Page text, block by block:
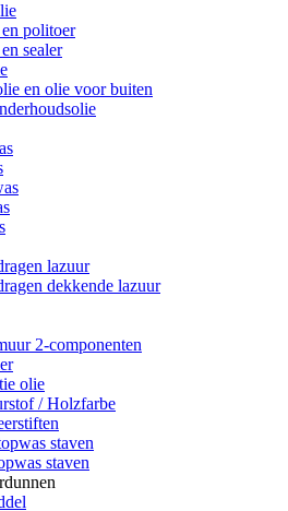
politoer
sealer
en olie voor buiten
lazuur
dekkende lazuur
2-componenten
olie
/ Holzfarbe
staven
staven